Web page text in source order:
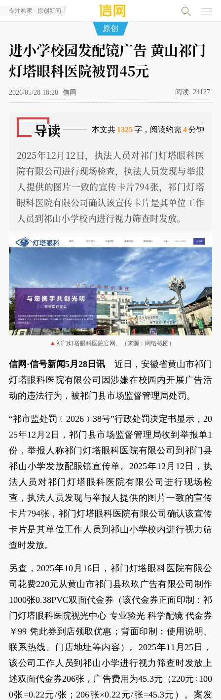
专注独家 · 原创新闻
原创
进小学校园发配镜广告 黄山祁门
灯塔眼科医院被罚45元
2026/05/28 18:28 信网 阅读: 24127
导读 本文共 1325字，阅读约需 4分钟
2025年12月12日，执法人员对祁门灯塔眼科医
院有限公司进行现场检查，执法人员发现与举报
人提供的图片一致的宣传卡片794张，祁门灯塔
眼科医院有限公司确认该宣传卡片是其单位工作
人员到祁山小学校内进行视力筛查时发放。
祁门灯塔眼科医院官网。（来源：网络截图）
信网·信号新闻5月28日讯 近日，安徽省黄山市祁门
灯塔眼科医院有限公司因涉嫌在校园内开展广告活
动的违法行为，被祁门县市场监督管理局处罚。
“祁市监处罚﹝2026﹞38号”行政处罚决定书显示，20
25年12月2日，祁门县市场监督管理局收到举报单1
份，举报人称祁门灯塔眼科医院有限公司到祁门县
祁山小学发放配眼镜宣传单。2025年12月12日，执
法人员对祁门灯塔眼科医院有限公司进行现场检
查，执法人员发现与举报人提供的图片一致的宣传
卡片794张，祁门灯塔眼科医院有限公司确认该宣传
卡片是其单位工作人员到祁山小学校内进行视力筛
查时发放。
另查，2025年10月16日，祁门灯塔眼科医院有限公
司花费220元从黄山市祁门县玖玖广告有限公司制作
1000张0.38PVC双面代金券（该代金券正面印制：祁
门灯塔眼科医院视光中心 专业验光 科学配镜 代金券
￥99 凭此券到店领取优惠；背面印制：使用说明、
联系热线、门店地址等内容）。2025年11月25日，
该公司工作人员到祁山小学进行视力筛查时发放上
述双面代金券206张，广告费用为45.3元（220元÷100
0张=0.22元/张；206张×0.22元/张=45.3元）。案发